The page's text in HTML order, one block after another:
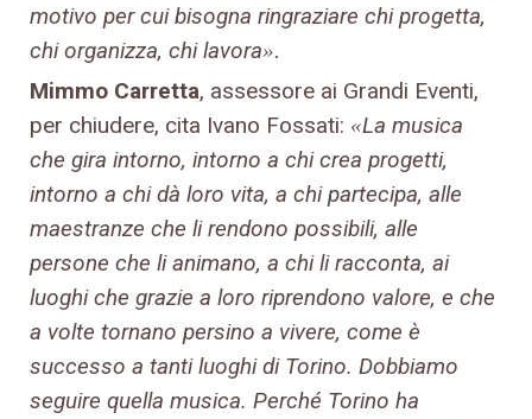
motivo per cui bisogna ringraziare chi progetta,
chi organizza, chi lavora».
Mimmo Carretta, assessore ai Grandi Eventi,
per chiudere, cita Ivano Fossati: «La musica
che gira intorno, intorno a chi crea progetti,
intorno a chi dà loro vita, a chi partecipa, alle
maestranze che li rendono possibili, alle
persone che li animano, a chi li racconta, ai
luoghi che grazie a loro riprendono valore, e che
a volte tornano persino a vivere, come è
successo a tanti luoghi di Torino. Dobbiamo
seguire quella musica. Perché Torino ha